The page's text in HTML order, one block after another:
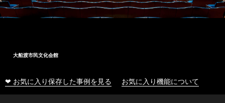
大船渡市民文化会館
❤ お気に入り保存した事例を見る お気に入り機能について